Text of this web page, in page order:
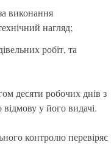
виконання
нагляд;
робіт, та
десяти робочих днів з
у його видачі.
контролю перевіряє